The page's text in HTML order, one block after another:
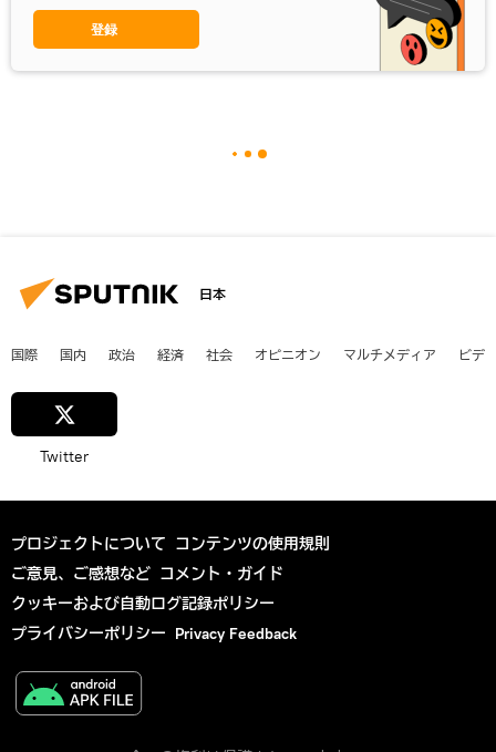
登録
日本
国際 国内 政治 経済 社会 オピニオン マルチメディア ビデ
Twitter
プロジェクトについて コンテンツの使用規則
ご意見、ご感想など コメント・ガイド
クッキーおよび自動ログ記録ポリシー
プライバシーポリシー Privacy Feedback